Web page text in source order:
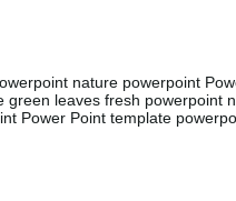
nature powerpoint
green leaves fresh powerpoint
Power Point template